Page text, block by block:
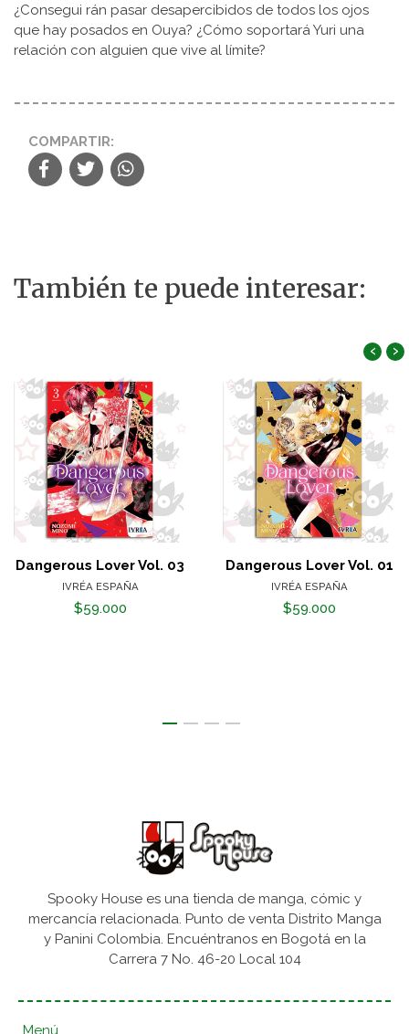
¿Consegui rán pasar desapercibidos de todos los ojos
que hay posados en Ouya? ¿Cómo soportará Yuri una
relación con alguien que vive al límite?
COMPARTIR:
También te puede interesar:
Dangerous Lover Vol. 03
IVRÉA ESPAÑA
$59.000
Dangerous Lover Vol. 01
IVRÉA ESPAÑA
$59.000
‹ ›
Spooky House es una tienda de manga, cómic y
mercancía relacionada. Punto de venta Distrito Manga
y Panini Colombia. Encuéntranos en Bogotá en la
Carrera 7 No. 46-20 Local 104
Menú